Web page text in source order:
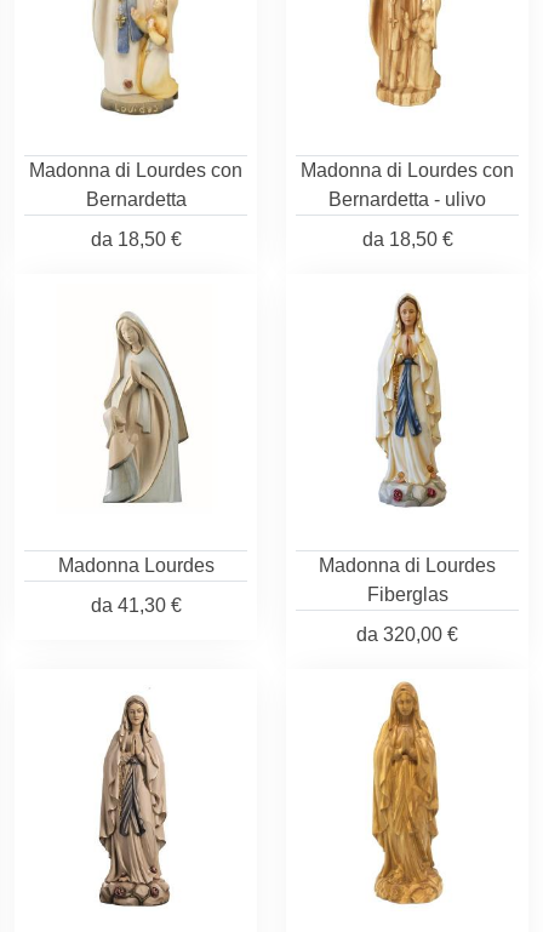
Madonna di Lourdes con
Bernardetta
da 18,50 €
Madonna di Lourdes con
Bernardetta - ulivo
da 18,50 €
Madonna Lourdes
da 41,30 €
Madonna di Lourdes
Fiberglas
da 320,00 €